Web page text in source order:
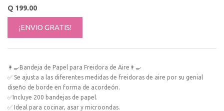
Q 199.00
¡ENVIO GRATIS!
👩‍🍳Bandeja de Papel para Freidora de Aire👨‍🍳
✅ Se ajusta a las diferentes medidas de freidoras de aire por su genial
diseño de borde en forma de acordeón.
✅Incluye 200 bandejas de papel.
✅ Ideal para cocinar, asar y microondas.